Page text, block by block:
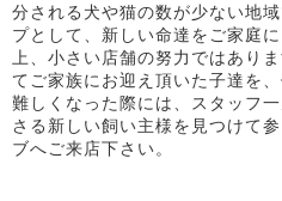
分される犬や猫の数が少ない地
プとして、新しい命達をご家庭
上、小さい店舗の努力ではあり
てご家族にお迎え頂いた子達を
難しくなった際には、スタッフ
さる新しい飼い主様を見つけて
ブへご来店下さい。